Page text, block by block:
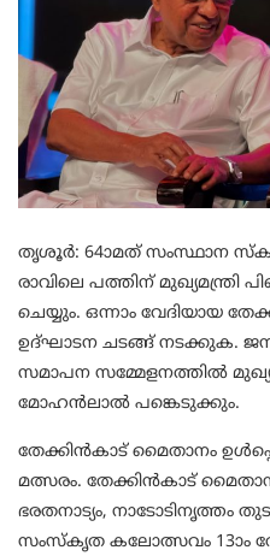
തൃശൂർ: 64ാമത് സംസ്ഥാന
രാവിലെ പത്തിന് മുഖ്യമന്ത്രി
ചെയ്യും. ഒന്നാം വേദിയായ
ഉദ്ഘാടന ചടങ്ങ് നടക്കുക.
സമാപന സമ്മേളനത്തിൽ
മോഹൻലാൽ പങ്കെടുക്കും.
തേക്കിൻകാട് മൈതാനം
മത്സരം. തേക്കിൻകാട്
ഭരതനാട്യം,
സംസ്‌കൃത കലോത്സവം 13ാം